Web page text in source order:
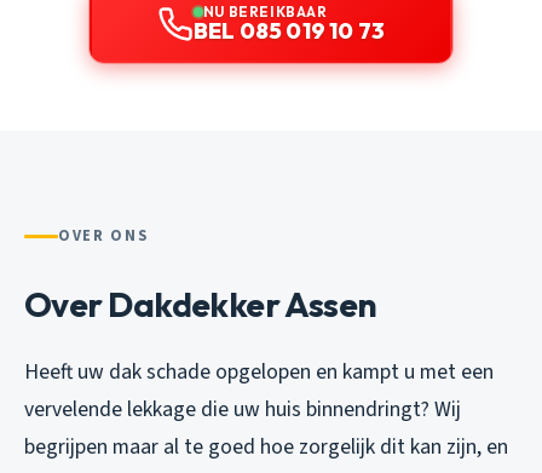
NU BEREIKBAAR
BEL 085 019 10 73
OVER ONS
Over Dakdekker Assen
Heeft uw dak schade opgelopen en kampt u met een
vervelende lekkage die uw huis binnendringt? Wij
begrijpen maar al te goed hoe zorgelijk dit kan zijn, en